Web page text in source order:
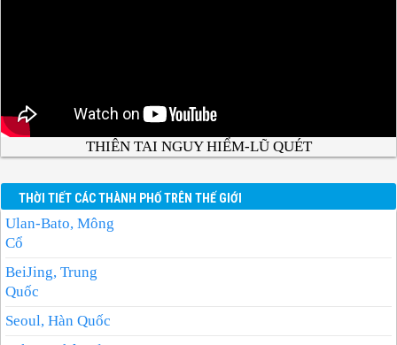
THIÊN TAI NGUY HIỂM-LŨ QUÉT
THỜI TIẾT CÁC THÀNH PHỐ TRÊN THẾ GIỚI
Ulan-Bato, Mông
Cổ
BeiJing, Trung
Quốc
Seoul, Hàn Quốc